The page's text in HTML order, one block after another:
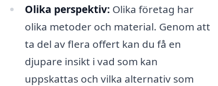
Olika perspektiv: Olika företag har
olika metoder och material. Genom att
ta del av flera offert kan du få en
djupare insikt i vad som kan
uppskattas och vilka alternativ som